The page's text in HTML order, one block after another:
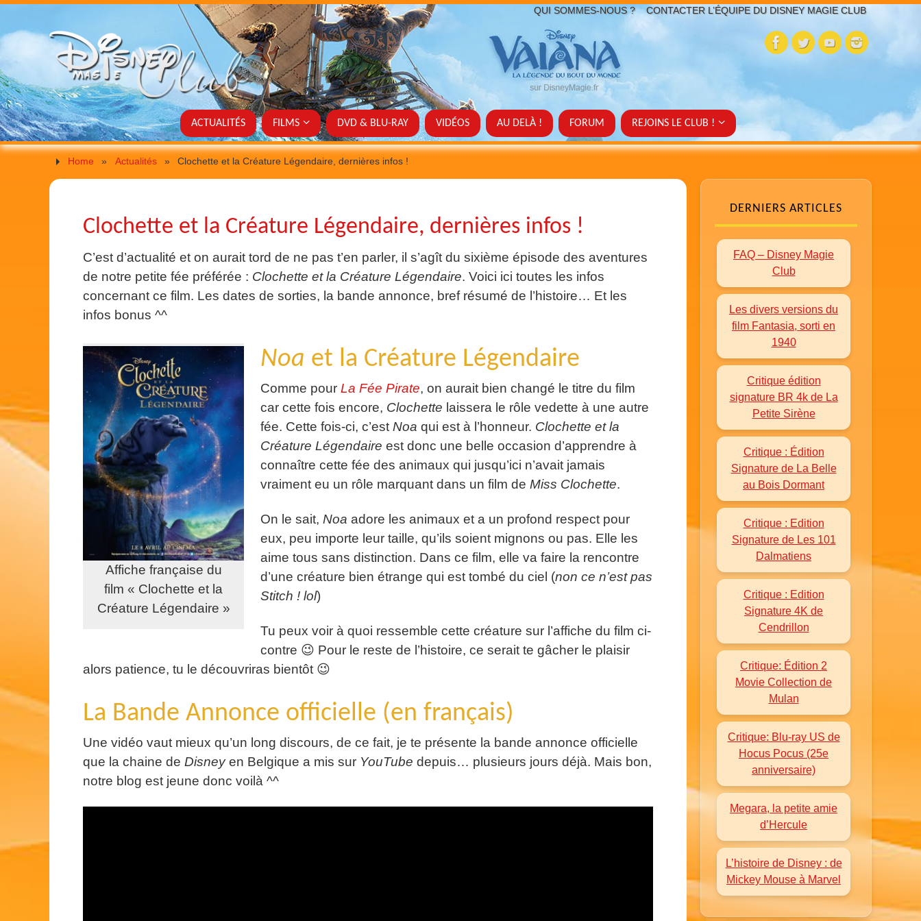
QUI SOMMES-NOUS ? CONTACTER L’ÉQUIPE DU DISNEY MAGIE CLUB
ACTUALITÉS FILMS DVD & BLU-RAY VIDÉOS AU DELÀ ! FORUM REJOINS LE CLUB !
Home » Actualités » Clochette et la Créature Légendaire, dernières infos !
Clochette et la Créature Légendaire, dernières infos !
C’est d’actualité et on aurait tord de ne pas t’en parler, il s’agît du sixième épisode des aventures
de notre petite fée préférée : Clochette et la Créature Légendaire. Voici ici toutes les infos
concernant ce film. Les dates de sorties, la bande annonce, bref résumé de l’histoire… Et les
infos bonus ^^
Affiche française du
film « Clochette et la
Créature Légendaire »
Noa et la Créature Légendaire
Comme pour La Fée Pirate, on aurait bien changé le titre du film
car cette fois encore, Clochette laissera le rôle vedette à une autre
fée. Cette fois-ci, c’est Noa qui est à l’honneur. Clochette et la
Créature Légendaire est donc une belle occasion d’apprendre à
connaître cette fée des animaux qui jusqu’ici n’avait jamais
vraiment eu un rôle marquant dans un film de Miss Clochette.
On le sait, Noa adore les animaux et a un profond respect pour
eux, peu importe leur taille, qu’ils soient mignons ou pas. Elle les
aime tous sans distinction. Dans ce film, elle va faire la rencontre
d’une créature bien étrange qui est tombé du ciel (non ce n’est pas
Stitch ! lol)
Tu peux voir à quoi ressemble cette créature sur l’affiche du film ci-
contre 😉 Pour le reste de l’histoire, ce serait te gâcher le plaisir
alors patience, tu le découvriras bientôt 😉
La Bande Annonce officielle (en français)
Une vidéo vaut mieux qu’un long discours, de ce fait, je te présente la bande annonce officielle
que la chaine de Disneyen Belgique a mis sur YouTube depuis… plusieurs jours déjà. Mais bon,
notre blog est jeune donc voilà ^^
DERNIERS ARTICLES
FAQ – Disney Magie
Club
Les divers versions du
film Fantasia, sorti en
1940
Critique édition
signature BR 4k de La
Petite Sirène
Critique : Édition
Signature de La Belle
au Bois Dormant
Critique : Edition
Signature de Les 101
Dalmatiens
Critique : Edition
Signature 4K de
Cendrillon
Critique: Édition 2
Movie Collection de
Mulan
Critique: Blu-ray US de
Hocus Pocus (25e
anniversaire)
Megara, la petite amie
d’Hercule
L’histoire de Disney : de
Mickey Mouse à Marvel